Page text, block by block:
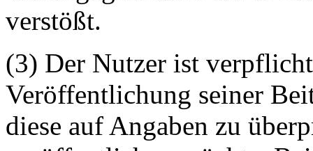
verstößt.
(3) Der Nutzer ist
Veröffentlichung seiner
diese auf Angaben zu